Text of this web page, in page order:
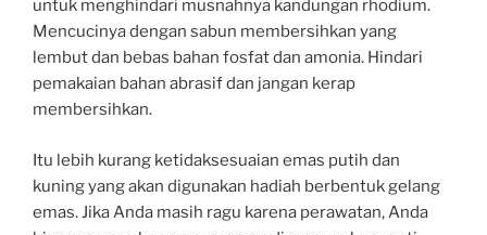
untuk menghindari musnahnya kandungan rhodium.
Mencucinya dengan sabun membersihkan yang
lembut dan bebas bahan fosfat dan amonia. Hindari
pemakaian bahan abrasif dan jangan kerap
membersihkan.
Itu lebih kurang ketidaksesuaian emas putih dan
kuning yang akan digunakan hadiah berbentuk gelang
emas. Jika Anda masih ragu karena perawatan, Anda